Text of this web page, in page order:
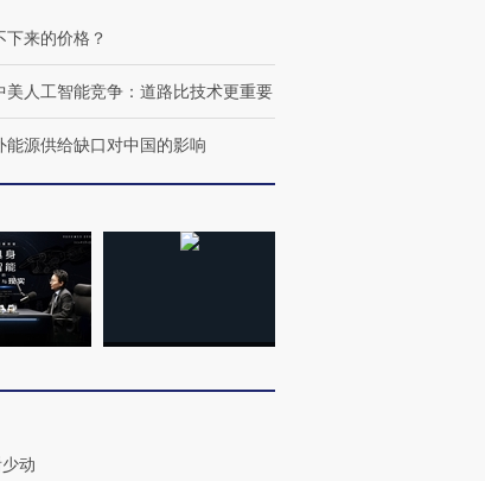
3种
下来的价格？
美人工智能竞争：道路比技术更重要
能源供给缺口对中国的影响
动